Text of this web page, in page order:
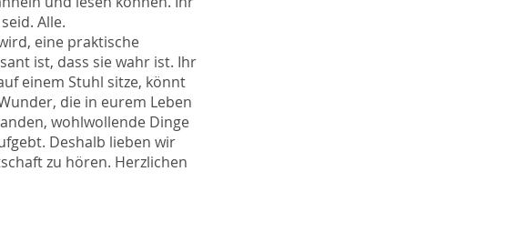
Alle.
eine praktische
ist, dass sie wahr ist. Ihr
einem Stuhl sitze, könnt
die in eurem Leben
wohlwollende Dinge
Deshalb lieben wir
zu hören. Herzlichen